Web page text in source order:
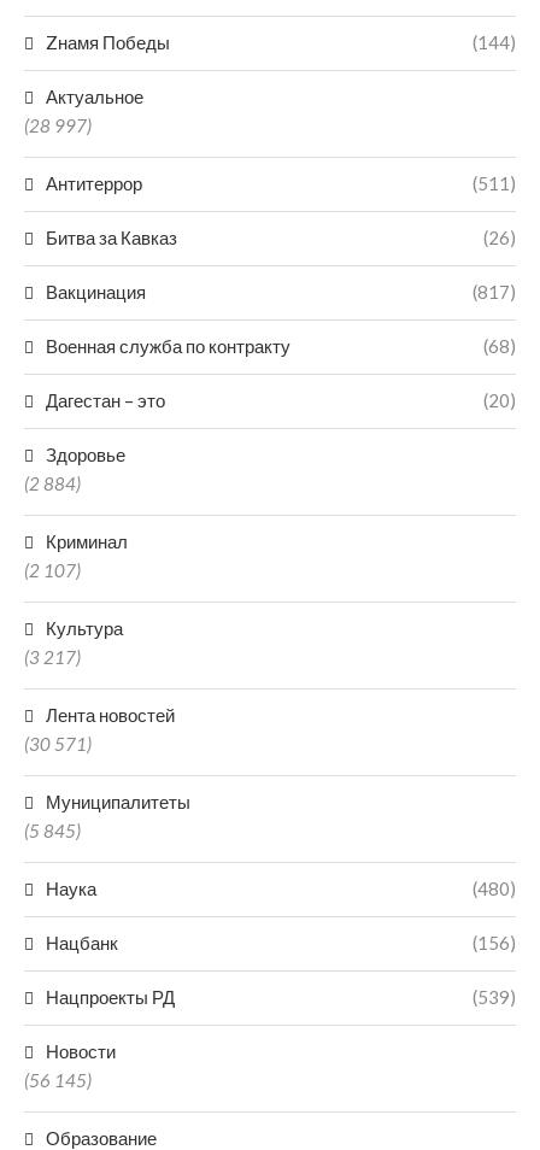
Zнамя Победы (144)
Актуальное
(28 997)
Антитеррор (511)
Битва за Кавказ (26)
Вакцинация (817)
Военная служба по контракту (68)
Дагестан – это (20)
Здоровье
(2 884)
Криминал
(2 107)
Культура
(3 217)
Лента новостей
(30 571)
Муниципалитеты
(5 845)
Наука (480)
Нацбанк (156)
Нацпроекты РД (539)
Новости
(56 145)
Образование